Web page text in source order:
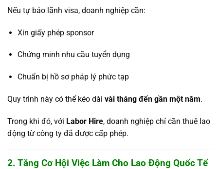
Nếu tự bảo lãnh visa, doanh nghiệp cần:
Xin giấy phép sponsor
Chứng minh nhu cầu tuyển dụng
Chuẩn bị hồ sơ pháp lý phức tạp
Quy trình này có thể kéo dài vài tháng đến gần một năm.
Trong khi đó, với Labor Hire, doanh nghiệp chỉ cần thuê lao
động từ công ty đã được cấp phép.
2. Tăng Cơ Hội Việc Làm Cho Lao Động Quốc Tế